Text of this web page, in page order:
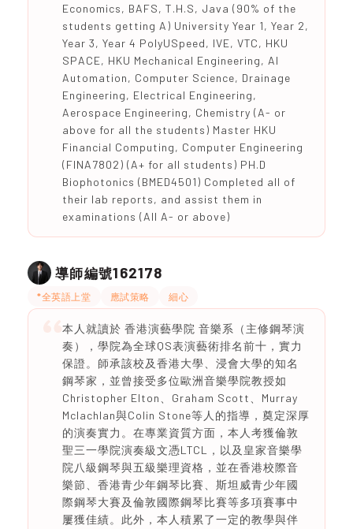
Economics, BAFS, T.H.S, Java (90% of the
students getting A) University Year 1, Year 2,
Year 3, Year 4 PolyUSpeed, IVE, VTC, HKU
SPACE, HKU Mechanical Engineering, AI
Automation, Computer Science, Drainage
Engineering, Electrical Engineering,
Aerospace Engineering, Chemistry (A- or
above for all the students) Master HKU
Financial Computing, Computer Engineering
(FINA7802) (A+ for all students) PH.D
Biophotonics (BMED4501) Completed all of
their lab reports, and assist them in
examinations (All A- or above)
導師編號162178
*全英語上堂 應試策略 細心
本人就讀於 香港演藝學院 音樂系（主修鋼琴演
奏），學院為全球QS表演藝術排名前十，實力
保證。師承該校及香港大學、浸會大學的知名
鋼琴家，並曾接受多位歐洲音樂學院教授如
Christopher Elton、Graham Scott、Murray
Mclachlan與Colin Stone等人的指導，奠定深厚
的演奏實力。在專業資質方面，本人考獲倫敦
聖三一學院演奏級文憑LTCL，以及皇家音樂學
院八級鋼琴與五級樂理資格，並在香港校際音
樂節、香港青少年鋼琴比賽、斯坦威青少年國
際鋼琴大賽及倫敦國際鋼琴比賽等多項賽事中
屢獲佳績。此外，本人積累了一定的教學與伴